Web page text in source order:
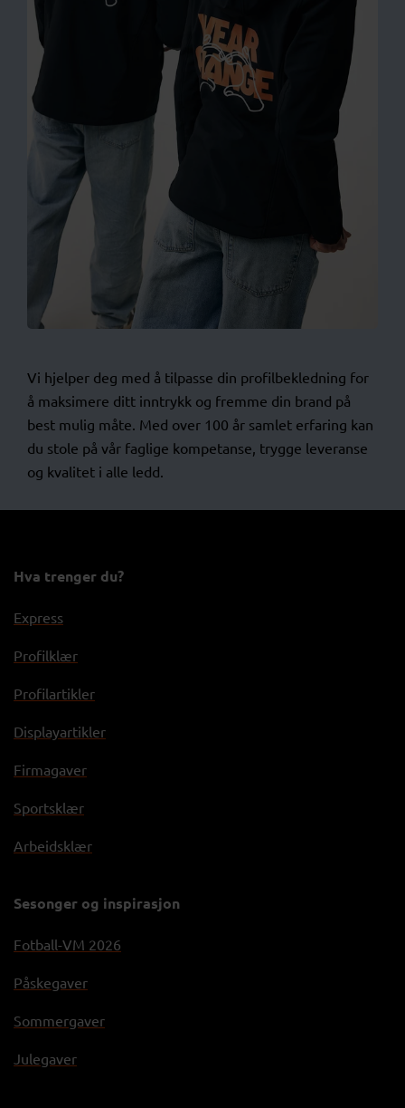
Vi hjelper deg med å tilpasse din profilbekledning for
å maksimere ditt inntrykk og fremme din brand på
best mulig måte. Med over 100 år samlet erfaring kan
du stole på vår faglige kompetanse, trygge leveranse
og kvalitet i alle ledd.
Hva trenger du?
Express
Profilklær
Profilartikler
Displayartikler
Firmagaver
Sportsklær
Arbeidsklær
Sesonger og inspirasjon
Fotball-VM 2026
Påskegaver
Sommergaver
Julegaver